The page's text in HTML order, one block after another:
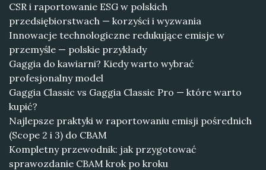
CSR i raportowanie ESG w polskich
przedsiębiorstwach — korzyści i wyzwania
Innowacje technologiczne redukujące emisje w
przemyśle — polskie przykłady
Gaggia do kawiarni? Kiedy warto wybrać
profesjonalny model
Gaggia Classic vs Gaggia Classic Pro — które warto
kupić?
Najlepsze praktyki w raportowaniu emisji pośrednich
(Scope 2 i 3) do CBAM
Kompletny przewodnik: jak przygotować
sprawozdanie CBAM krok po kroku